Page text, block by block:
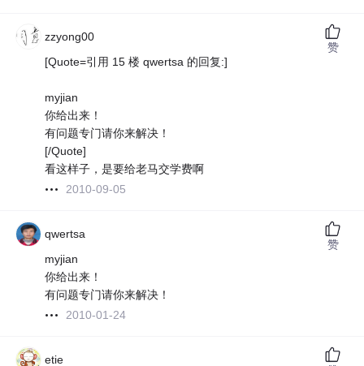
zzyong00
[Quote=引用 15 楼 qwertsa 的回复:]
myjian
你给出来！
有问题专门请你来解决！
[/Quote]
看这样子，是要给老马交学费啊
2010-09-05
赞
qwertsa
myjian
你给出来！
有问题专门请你来解决！
2010-01-24
赞
etie